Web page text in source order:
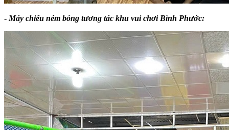
- Máy chiếu ném bóng tương tác khu vui chơi Bình Phước: